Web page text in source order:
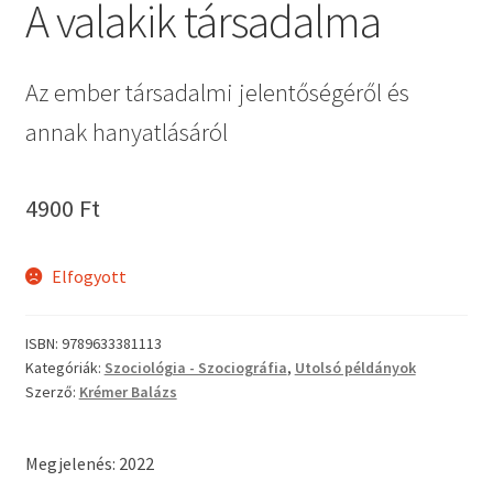
A valakik társadalma
Az ember társadalmi jelentőségéről és
annak hanyatlásáról
4900 Ft
Elfogyott
ISBN: 9789633381113
Kategóriák: Szociológia - Szociográfia, Utolsó példányok
Szerző: Krémer Balázs
Megjelenés: 2022